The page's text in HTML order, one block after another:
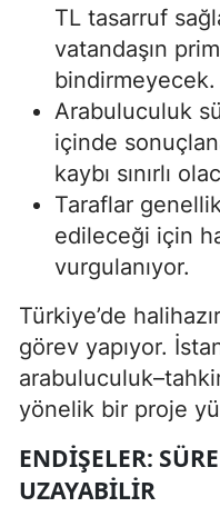
TL tasarruf
vatandaşın
bindirmeyecek.
Arabuluculuk
içinde
kaybı sınırlı
Taraflar
edileceği için
vurgulanıyor.
Türkiye’de
görev yapıyor.
yönelik bir proje
ENDIŞELER:
UZAYABILIR